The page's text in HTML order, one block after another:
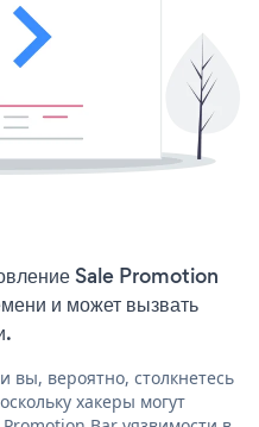
Sale Promotion
и может вызвать
вероятно, столкнетесь
хакеры могут